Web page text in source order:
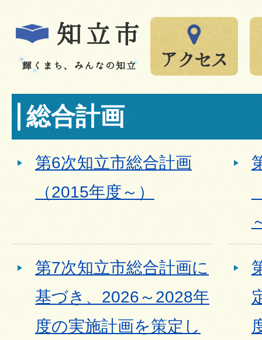
総合計画
第6次知立市総合計画
（2015年度～）
第7次知立市総合計画に
基づき、2026～2028年
度の実施計画を策定し